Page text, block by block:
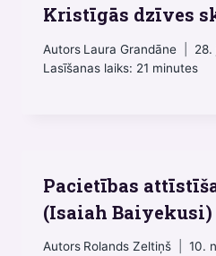
Kristīgās dzīves
Autors Laura Grandāne
28.
Lasīšanas laiks: 21 minutes
Pacietības
(Isaiah Baiyekusi)
Autors Rolands Zeltiņš
10.